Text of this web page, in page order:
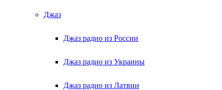
Джаз
Джаз радио из России
Джаз радио из Украины
Джаз радио из Латвии